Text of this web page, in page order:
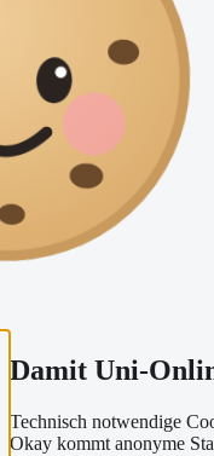
Damit Uni-
Technisch notwendige
Okay kommt anonyme